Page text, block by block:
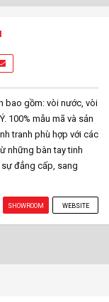
bao gồm: vòi nước, vòi
100% mẫu mã và sản
tranh phù hợp với các
những bàn tay tinh
sự đẳng cấp, sang
SHOWROOM WEBSITE